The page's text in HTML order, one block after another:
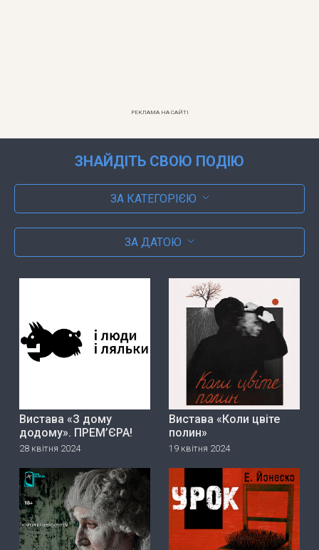
РЕКЛАМА НА САЙТІ
ЗНАЙДІТЬ СВОЮ ПОДІЮ
ЗА КАТЕГОРІЄЮ
ЗА ДАТОЮ
Вистава «З дому
додому». ПРЕМ’ЄРА!
28 квітня 2024
Вистава «Коли цвіте
полин»
19 квітня 2024